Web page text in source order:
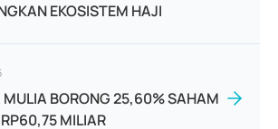
EKOSISTEM HAJI
MULIA BORONG 25,60% SAHAM
MILIAR